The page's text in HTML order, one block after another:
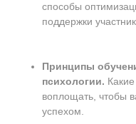
способы
поддержки
Принципы
психологии.
воплощать, чтобы
успехом.